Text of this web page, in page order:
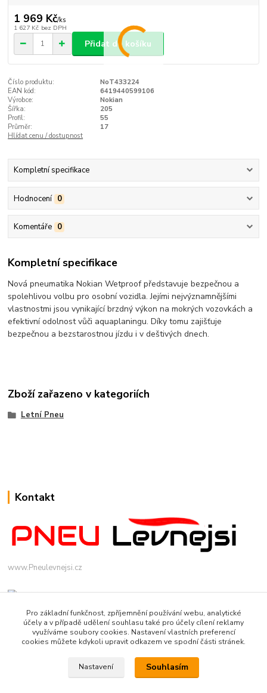
1 969 Kč/ks
1 627 Kč bez DPH
Přidat do košíku
Číslo produktu:
NoT433224
EAN kód:
6419440599106
Výrobce:
Nokian
Šířka:
205
Profil:
55
Průměr:
17
Hlídat cenu / dostupnost
Kompletní specifikace
Hodnocení 0
Komentáře 0
Kompletní specifikace
Nová pneumatika Nokian Wetproof představuje bezpečnou a
spolehlivou volbu pro osobní vozidla. Jejími nejvýznamnějšími
vlastnostmi jsou vynikající brzdný výkon na mokrých vozovkách a
efektivní odolnost vůči aquaplaningu. Díky tomu zajišťuje
bezpečnou a bezstarostnou jízdu i v deštivých dnech.
Zboží zařazeno v kategoriích
Letní Pneu
Kontakt
www.Pneulevnejsi.cz
info(a)pneulevnejsi.cz
Pro základní funkčnost, zpříjemnění používání webu, analytické
účely a v případě udělení souhlasu také pro účely cílení reklamy
využíváme soubory cookies. Nastavení vlastních preferencí
cookies můžete kdykoli upravit odkazem ve spodní části stránek.
Nastavení Souhlasím